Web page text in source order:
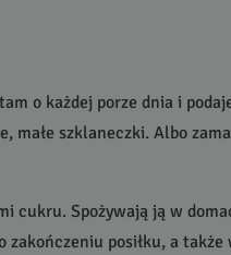
o każdej porze dnia i
małe szklaneczki. Albo
cukru. Spożywają ją w
posiłku, a także